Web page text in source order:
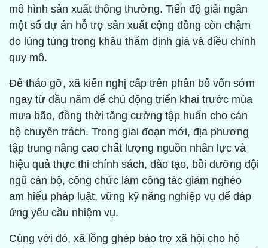
mô hình sản xuất thông thường. Tiến độ giải ngân
một số dự án hỗ trợ sản xuất cộng đồng còn chậm
do lúng túng trong khâu thẩm định giá và điều chỉnh
quy mô.
Để tháo gỡ, xã kiến nghị cấp trên phân bổ vốn sớm
ngay từ đầu năm để chủ động triển khai trước mùa
mưa bão, đồng thời tăng cường tập huấn cho cán
bộ chuyên trách. Trong giai đoạn mới, địa phương
tập trung nâng cao chất lượng nguồn nhân lực và
hiệu quả thực thi chính sách, đào tạo, bồi dưỡng đội
ngũ cán bộ, công chức làm công tác giảm nghèo
am hiểu pháp luật, vững kỹ năng nghiệp vụ để đáp
ứng yêu cầu nhiệm vụ.
Cùng với đó, xã lồng ghép bảo trợ xã hội cho hộ